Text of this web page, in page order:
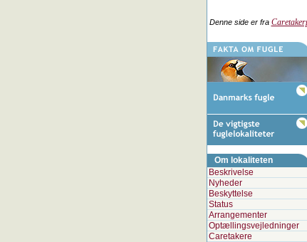
Denne side er fra
Om lokaliteten
Beskrivelse
Nyheder
Beskyttelse
Status
Arrangementer
Optællingsvejledninger
Caretakere